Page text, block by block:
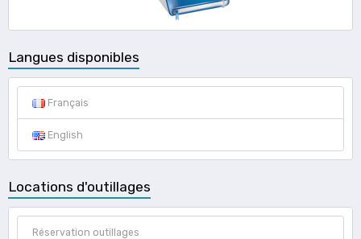
Langues disponibles
Français
English
Locations d'outillages
Réservation outillages